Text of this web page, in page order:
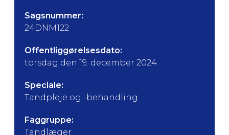
Sagsnummer:
24DNM122
Offentliggørelsesdato:
torsdag den 19. december 2024
Speciale:
Tandpleje og -behandling
Faggruppe:
Tandlæger